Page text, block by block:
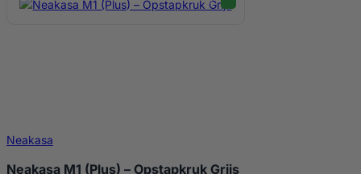
Neakasa
Neakasa M1 (Plus) – Opstapkruk Grijs